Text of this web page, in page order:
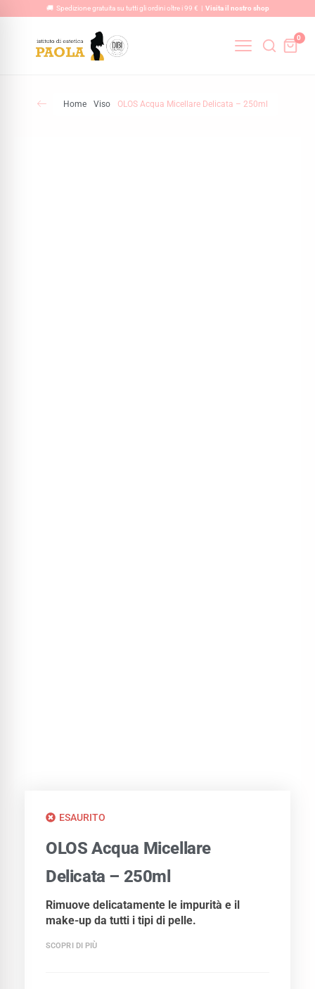
contenuto
🚚 Spedizione gratuita su tutti gli ordini oltre i 99 € | Visita il nostro shop
0
Home Viso OLOS Acqua Micellare Delicata – 250ml
ESAURITO
OLOS Acqua Micellare
Delicata – 250ml
Rimuove delicatamente le impurità e il
make-up da tutti i tipi di pelle.
SCOPRI DI PIÙ